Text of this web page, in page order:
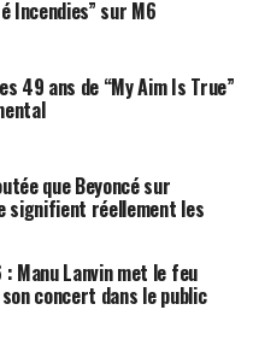
Incendies” sur M6
49 ans de “My Aim Is True”
que Beyoncé sur
signifient réellement les
Manu Lanvin met le feu
concert dans le public